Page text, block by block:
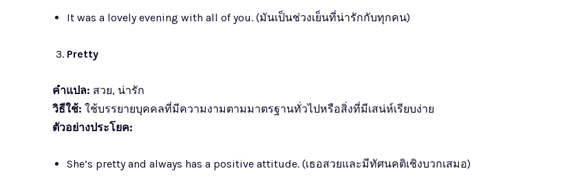
It was a lovely evening with all of you. (มันเป็นช่วงเย็นที่น่ารักกับทุกคน)
Pretty
คำแปล: สวย, น่ารัก
วิธีใช้: ใช้บรรยายบุคคลที่มีความงามตามมาตรฐานทั่วไปหรือสิ่งที่มีเสน่ห์เรียบง่าย
ตัวอย่างประโยค:
She’s pretty and always has a positive attitude. (เธอสวยและมีทัศนคติเชิงบวกเสมอ)